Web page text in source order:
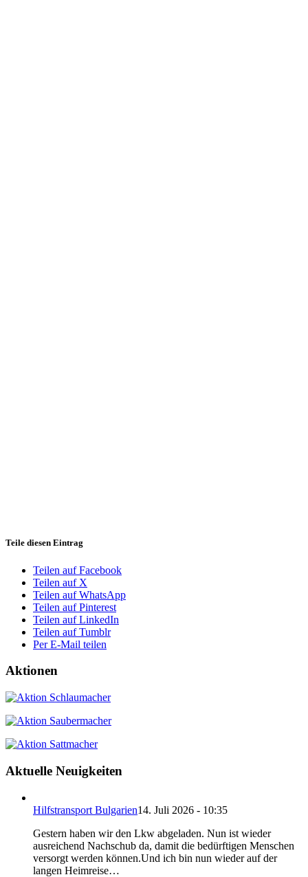
Teile diesen Eintrag
Teilen auf Facebook
Teilen auf X
Teilen auf WhatsApp
Teilen auf Pinterest
Teilen auf LinkedIn
Teilen auf Tumblr
Per E-Mail teilen
Aktionen
Aktuelle Neuigkeiten
Hilfstransport Bulgarien14. Juli 2026 - 10:35
Gestern haben wir den Lkw abgeladen. Nun ist wieder
ausreichend Nachschub da, damit die bedürftigen Menschen
versorgt werden können.Und ich bin nun wieder auf der
langen Heimreise…